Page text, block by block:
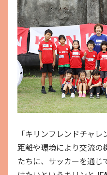
「キリンフレンドチャ
距離や環境により交流の
たちに、サッカーを通じ